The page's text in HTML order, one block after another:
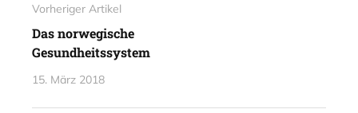
Vorheriger Artikel
Das norwegische
Gesundheitssystem
15. März 2018